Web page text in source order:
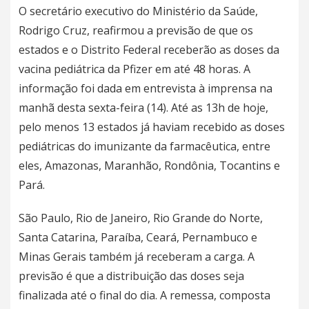
O secretário executivo do Ministério da Saúde,
Rodrigo Cruz, reafirmou a previsão de que os
estados e o Distrito Federal receberão as doses da
vacina pediátrica da Pfizer em até 48 horas. A
informação foi dada em entrevista à imprensa na
manhã desta sexta-feira (14). Até as 13h de hoje,
pelo menos 13 estados já haviam recebido as doses
pediátricas do imunizante da farmacêutica, entre
eles, Amazonas, Maranhão, Rondônia, Tocantins e
Pará.
São Paulo, Rio de Janeiro, Rio Grande do Norte,
Santa Catarina, Paraíba, Ceará, Pernambuco e
Minas Gerais também já receberam a carga. A
previsão é que a distribuição das doses seja
finalizada até o final do dia. A remessa, composta